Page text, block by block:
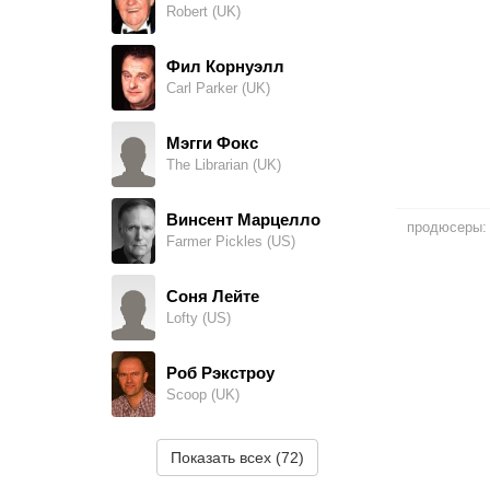
Robert (UK)
Фил Корнуэлл
Carl Parker (UK)
Мэгги Фокс
The Librarian (UK)
Винсент Марцелло
Farmer Pickles (US)
Соня Лейте
Lofty (US)
Роб Рэкстроу
Scoop (UK)
Кейт Харбор
Показать всех (72)
продюсеры: